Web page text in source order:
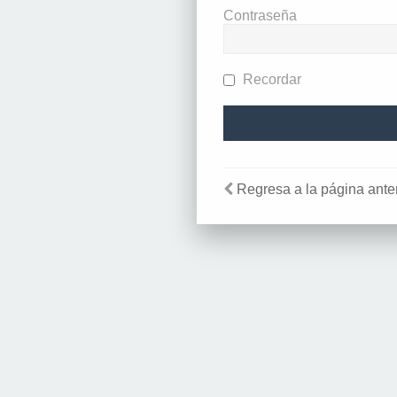
Contraseña
Recordar
Regresa a la página